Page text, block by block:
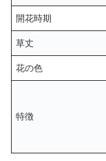
開花時期
草丈
花の色
特徴